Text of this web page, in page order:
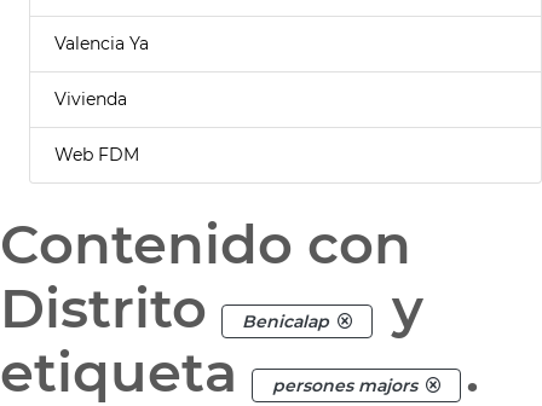
Valencia Ya
Vivienda
Web FDM
Contenido con
Distrito
Benicalap
y
etiqueta
persones majors .